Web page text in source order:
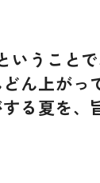
いうこと
どん上がっ
る夏を、